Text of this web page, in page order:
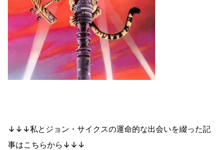
↓↓↓私とジョン・サイクスの運命的な出会いを綴った記
事はこちらから↓↓↓